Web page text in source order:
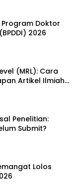
Program Doktor
2026
(MRL): Cara
Artikel Ilmiah
Penelitian:
Submit?
Lolos